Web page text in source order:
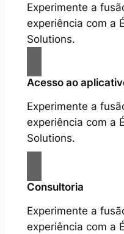
Experimente a
experiência com a
Solutions.
Acesso ao
Experimente a
experiência com a
Solutions.
Consultoria
Experimente a
experiência com a